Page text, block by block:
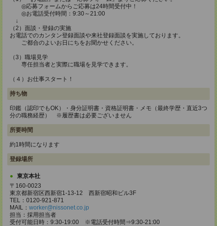
◎応募フォームからご応募は24時間受付中！
◎お電話受付時間：9:30～21:00
↓
（2）面談・登録の実施
お電話でのカンタン登録面談や来社登録面談を実施しております。
ご都合のよいお日にちをお聞かせください。
（3）職場見学
専任担当者と実際に職場を見学できます。
（４）お仕事スタート！
持ち物
印鑑（認印でもOK）・身分証明書・資格証明書・メモ（最終学歴・直近3つ
分の職務経歴） ※履歴書は必要ございません
所要時間
約1時間になります
登録場所
東京本社
〒160-0023
東京都新宿区西新宿1-13-12 西新宿昭和ビル3F
TEL：0120-921-871
MAIL： worker@nissonet.co.jp
担当：採用担当者
受付可能日時：9:30-19:00 ※電話受付時間⇒9:30-21:00